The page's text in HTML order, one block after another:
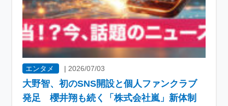
エンタメ | 2026/07/03
大野智、初のSNS開設と個人ファンクラブ
発足 櫻井翔も続く「株式会社嵐」新体制